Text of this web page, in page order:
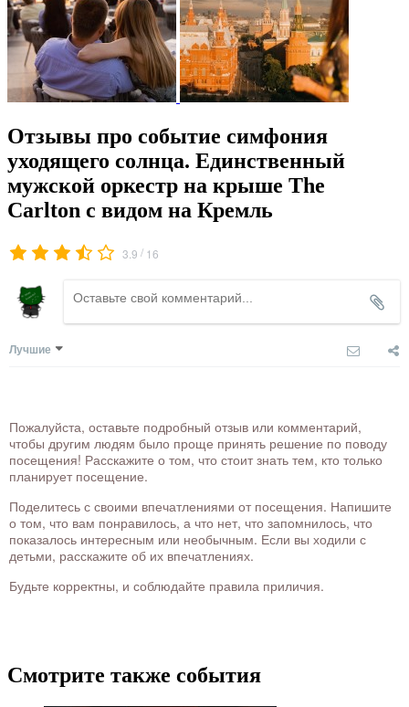
Отзывы про событие симфония
уходящего солнца. Единственный
мужской оркестр на крыше The
Carlton с видом на Кремль
3.9 / 16
Лучшие
Пожалуйста, оставьте подробный отзыв или комментарий,
чтобы другим людям было проще принять решение по поводу
посещения! Расскажите о том, что стоит знать тем, кто только
планирует посещение.
Поделитесь с своими впечатлениями от посещения. Напишите
о том, что вам понравилось, а что нет, что запомнилось, что
показалось интересным или необычным. Если вы ходили с
детьми, расскажите об их впечатлениях.
Будьте корректны, и соблюдайте правила приличия.
Смотрите также события